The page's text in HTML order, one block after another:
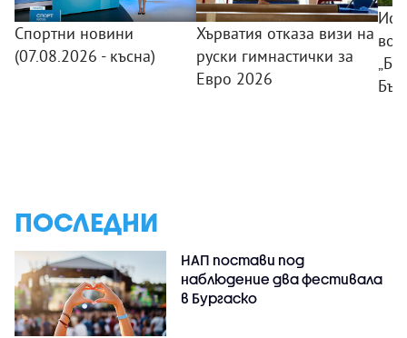
Спортни новини
(07.08.2026 - късна)
Хърватия отказа визи на
руски гимнастички за
Евро 2026
ПОСЛЕДНИ
НАП постави под
наблюдение два фестивала
в Бургаско